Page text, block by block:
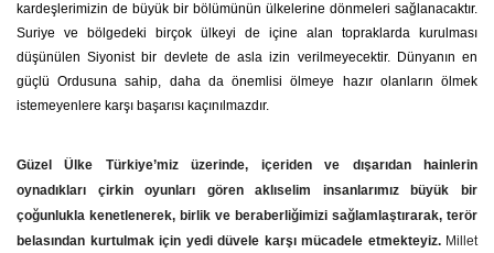
kardeşlerimizin de büyük bir bölümünün ülkelerine dönmeleri sağlanacaktır.
Suriye ve bölgedeki birçok ülkeyi de içine alan topraklarda kurulması
düşünülen Siyonist bir devlete de asla izin verilmeyecektir. Dünyanın en
güçlü Ordusuna sahip, daha da önemlisi ölmeye hazır olanların ölmek
istemeyenlere karşı başarısı kaçınılmazdır.
Güzel Ülke Türkiye’miz üzerinde, içeriden ve dışarıdan hainlerin
oynadıkları çirkin oyunları gören aklıselim insanlarımız büyük bir
çoğunlukla kenetlenerek, birlik ve beraberliğimizi sağlamlaştırarak, terör
belasından kurtulmak için yedi düvele karşı mücadele etmekteyiz.Millet